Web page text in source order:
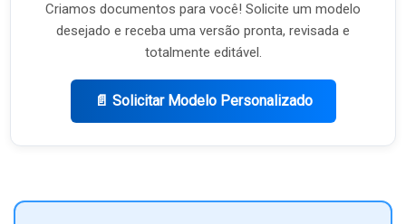
Criamos documentos para você! Solicite um modelo
desejado e receba uma versão pronta, revisada e
totalmente editável.
📄 Solicitar Modelo Personalizado